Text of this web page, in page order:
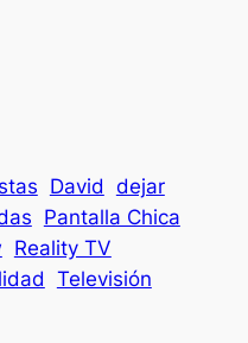
David dejar
Pantalla Chica
Reality TV
Televisión